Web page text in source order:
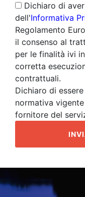
Dichiaro di
dell'Informativa
Regolamento
il consenso al
per le finalità ivi
corretta
contrattuali.
Dichiaro di
normativa
fornitore del